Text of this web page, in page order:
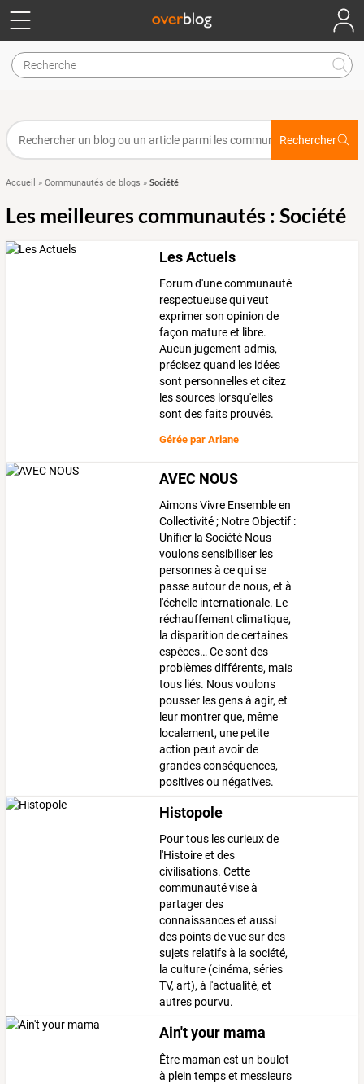
Rechercher
Accueil » Communautés de blogs » Société
Les meilleures communautés : Société
Les Actuels
Forum d'une communauté
respectueuse qui veut
exprimer son opinion de
façon mature et libre.
Aucun jugement admis,
précisez quand les idées
sont personnelles et citez
les sources lorsqu'elles
sont des faits prouvés.
Gérée parAriane
AVEC NOUS
Aimons Vivre Ensemble en
Collectivité ; Notre Objectif :
Unifier la Société Nous
voulons sensibiliser les
personnes à ce qui se
passe autour de nous, et à
l'échelle internationale. Le
réchauffement climatique,
la disparition de certaines
espèces… Ce sont des
problèmes différents, mais
tous liés. Nous voulons
pousser les gens à agir, et
leur montrer que, même
localement, une petite
action peut avoir de
grandes conséquences,
positives ou négatives.
Histopole
Pour tous les curieux de
l'Histoire et des
civilisations. Cette
communauté vise à
partager des
connaissances et aussi
des points de vue sur des
sujets relatifs à la société,
la culture (cinéma, séries
TV, art), à l'actualité, et
autres pourvu.
Ain't your mama
Être maman est un boulot
à plein temps et messieurs